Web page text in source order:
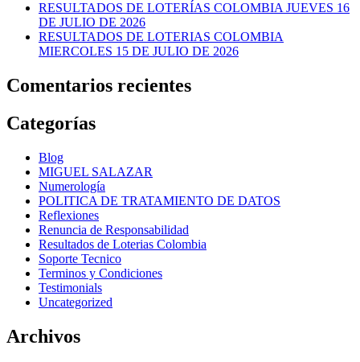
RESULTADOS DE LOTERÍAS COLOMBIA JUEVES 16
DE JULIO DE 2026
RESULTADOS DE LOTERIAS COLOMBIA
MIERCOLES 15 DE JULIO DE 2026
Comentarios recientes
Categorías
Blog
MIGUEL SALAZAR
Numerología
POLITICA DE TRATAMIENTO DE DATOS
Reflexiones
Renuncia de Responsabilidad
Resultados de Loterias Colombia
Soporte Tecnico
Terminos y Condiciones
Testimonials
Uncategorized
Archivos